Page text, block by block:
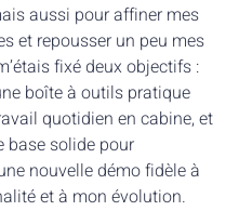
aussi pour affiner mes
et repousser un peu mes
fixé deux objectifs :
boîte à outils pratique
quotidien en cabine, et
base solide pour
nouvelle démo fidèle à
et à mon évolution.